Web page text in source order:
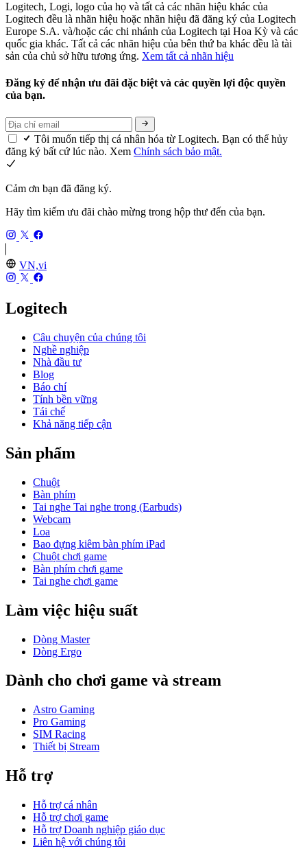
Logitech, Logi, logo của họ và tất cả các nhãn hiệu khác của
Logitech đều là nhãn hiệu hoặc nhãn hiệu đã đăng ký của Logitech
Europe S.A. và/hoặc các chi nhánh của Logitech tại Hoa Kỳ và các
quốc gia khác. Tất cả các nhãn hiệu của bên thứ ba khác đều là tài
sản của chủ sở hữu tương ứng. Xem tất cả nhãn hiệu
Đăng ký để nhận ưu đãi đặc biệt và các quyền lợi độc quyền
của bạn.
Tôi muốn tiếp thị cá nhân hóa từ Logitech. Bạn có thể hủy
đăng ký bất cứ lúc nào. Xem Chính sách bảo mật.
Cảm ơn bạn đã đăng ký.
Hãy tìm kiếm ưu đãi chào mừng trong hộp thư đến của bạn.
VN,vi
Logitech
Câu chuyện của chúng tôi
Nghề nghiệp
Nhà đầu tư
Blog
Báo chí
Tính bền vững
Tái chế
Khả năng tiếp cận
Sản phẩm
Chuột
Bàn phím
Tai nghe Tai nghe trong (Earbuds)
Webcam
Loa
Bao đựng kiêm bàn phím iPad
Chuột chơi game
Bàn phím chơi game
Tai nghe chơi game
Làm việc hiệu suất
Dòng Master
Dòng Ergo
Dành cho chơi game và stream
Astro Gaming
Pro Gaming
SIM Racing
Thiết bị Stream
Hỗ trợ
Hỗ trợ cá nhân
Hỗ trợ chơi game
Hỗ trợ Doanh nghiệp giáo dục
Liên hệ với chúng tôi